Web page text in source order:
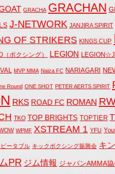
GRACHA GRACHAN
J-NETWORK JANJIRA SPIRIT
OF STRIKERS KINGS CUP
（ボクシング） LEGION
MVP MMA Naiza FC NARIAGARI
Round ONE SHOT PETER AERTS SPIRIT
RKS ROAD FC ROMAN
TKO TOP BRIGHTS TOPTIER
WPMF XSTREAM 1 YFU
ータブル キックボクシング振興会 キ
PR ジム情報 ジャパンAMMA